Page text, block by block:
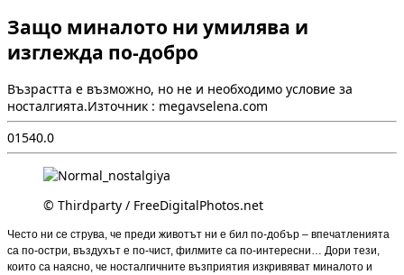
Защо миналото ни умилява и
изглежда по-добро
Възрастта е възможно, но не и необходимо условие за
носталгията.Източник : megavselena.com
01540.0
© Thirdparty / FreeDigitalPhotos.net
Често ни се струва, че преди животът ни е бил по-добър – впечатленията
са по-остри, въздухът е по-чист, филмите са по-интересни… Дори тези,
които са наясно, че носталгичните възприятия изкривяват миналото и